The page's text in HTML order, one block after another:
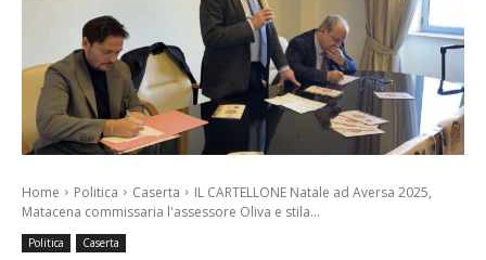
Home Politica Caserta
IL CARTELLONE Natale ad Aversa 2025,
Matacena commissaria l'assessore Oliva e stila...
Politica Caserta